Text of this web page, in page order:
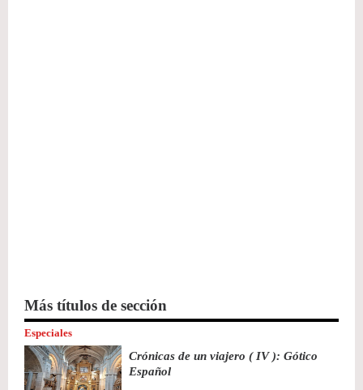
Más títulos de sección
Especiales
Crónicas de un viajero ( IV ): Gótico
Español